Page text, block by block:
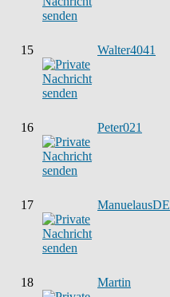
15 Walter4041
16 Peter021
17 ManuelausDE
18 Martin